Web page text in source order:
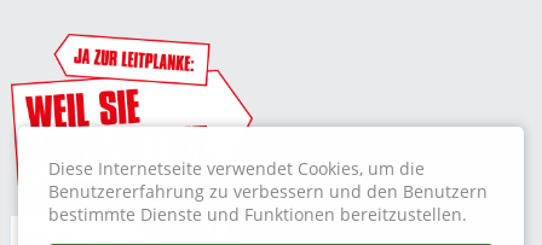
Diese Internetseite verwendet Cookies, um die
Benutzererfahrung zu verbessern und den Benutzern
bestimmte Dienste und Funktionen bereitzustellen.